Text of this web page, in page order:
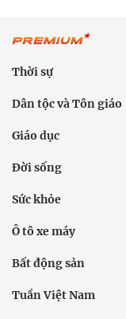
Thời sự
Dân tộc và Tôn giáo
Giáo dục
Đời sống
Sức khỏe
Ô tô xe máy
Bất động sản
Tuần Việt Nam